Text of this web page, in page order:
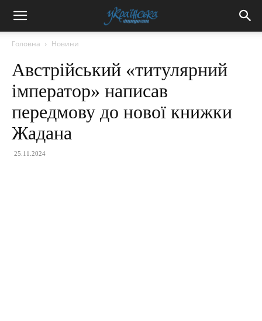
Головна Новини
Австрійський «титулярний
імператор» написав
передмову до нової книжки
Жадана
25.11.2024